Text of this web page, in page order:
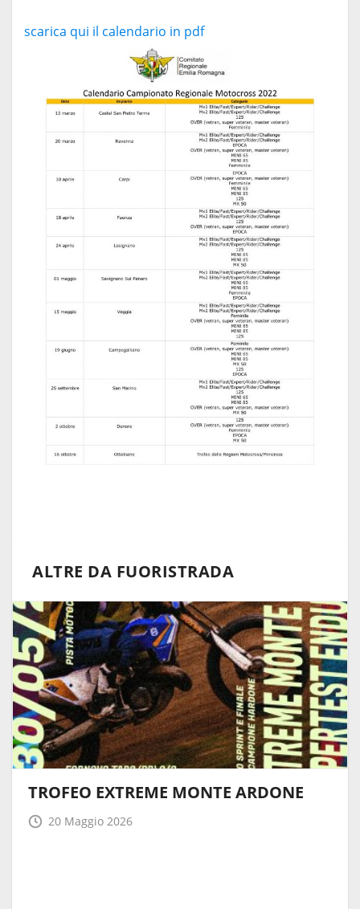
scarica qui il calendario in pdf
ALTRE DA FUORISTRADA
TROFEO EXTREME MONTE ARDONE
20 Maggio 2026